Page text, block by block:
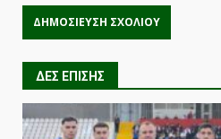
ΔΕΣ ΕΠΙΣΗΣ